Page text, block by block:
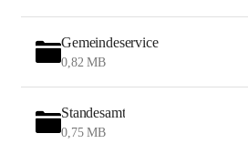
Gemeindeservice
0,82 MB
Standesamt
0,75 MB